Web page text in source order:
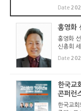
가 2021
구, 김문
Date
홍영화
홍영화
신총회
본부장
정기이
Date
한국교
콘퍼런
한국교